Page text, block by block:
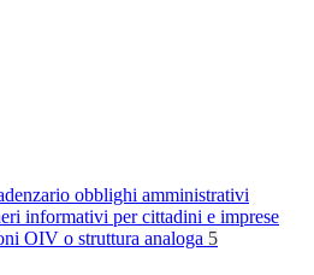
obblighi amministrativi
informativi per cittadini e imprese
OIV o struttura analoga 5